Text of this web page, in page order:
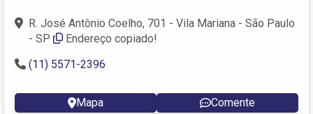
R. José Antônio Coelho, 701 - Vila Mariana - São Paulo
- SP
Endereço copiado!
(11) 5571-2396
Mapa Comente